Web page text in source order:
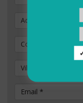
Adresse
Code Postal
Ville / commune
Email*